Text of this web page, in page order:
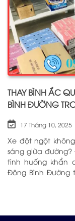
THAY BÌNH ẮC
BÌNH ĐƯỜNG
17 Tháng 10, 2025
Xe đột ngột
sáng giữa
tình huống khẩn
Đông Bình Đường
tôi tự hào là địa
Lam Phú Đông
vụ chuyên